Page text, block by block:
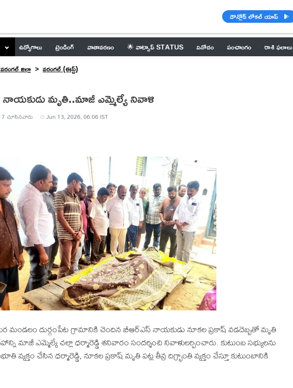
డౌన్లోడ్ లోకల్ యాప్
ఉద్యోగాలు ట్రెండింగ్ వాతావరణం 🌟 వాట్సాప్ STATUS వినోదం పంచాంగం రాశి ఫలాలు
జిల్లా వరంగల్ (ఈస్ట్)
నాయకుడు మృతి..మాజీ ఎమ్మెల్యే నివాళి
చూసినవారు Jun 13, 2026, 06:06 IST
మండలం దుర్గంపేట గ్రామానికి చెందిన బీఆర్ఎస్ నాయకుడు నూకల ప్రకాష్ వడదెబ్బతో మృతి
మాజీ ఎమ్మెల్యే చల్లా ధర్మారెడ్డి శనివారం సందర్శించి నివాళులర్పించారు. కుటుంబ సభ్యులను
వ్యక్తం చేసిన ధర్మారెడ్డి, నూకల ప్రకాష్ మృతి పట్ల తీవ్ర దిగ్భ్రాంతి వ్యక్తం చేస్తూ కుటుంబానికి